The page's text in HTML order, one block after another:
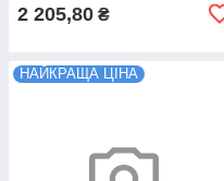
2 205,80 ₴
НАЙКРАЩА ЦІНА